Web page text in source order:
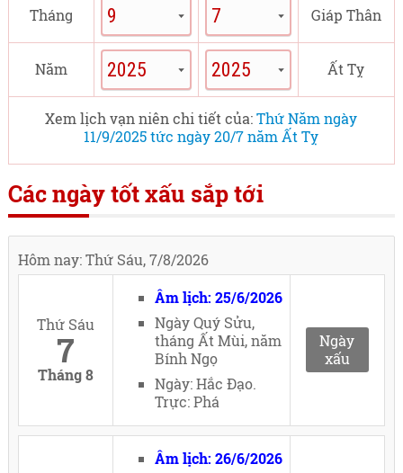
Tháng Giáp Thân
Năm Ất Tỵ
Xem lịch vạn niên chi tiết của:Thứ Năm ngày
11/9/2025 tức ngày 20/7 năm Ất Tỵ
Các ngày tốt xấu sắp tới
Hôm nay: Thứ Sáu, 7/8/2026
Thứ Sáu
7
Tháng 8
Âm lịch: 25/6/2026
Ngày Quý Sửu,
tháng Ất Mùi, năm
Bính Ngọ
Ngày: Hắc Đạo.
Trực: Phá
Ngày
xấu
Âm lịch: 26/6/2026